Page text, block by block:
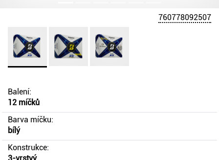
760778092507
Balení:
12 míčků
Barva míčku:
bílý
Konstrukce:
3-vrstvý